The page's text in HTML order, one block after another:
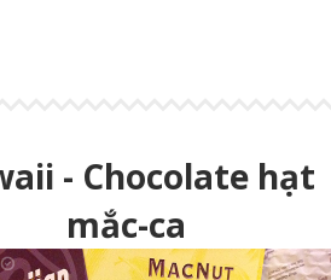
- Chocolate hạt
mắc-ca